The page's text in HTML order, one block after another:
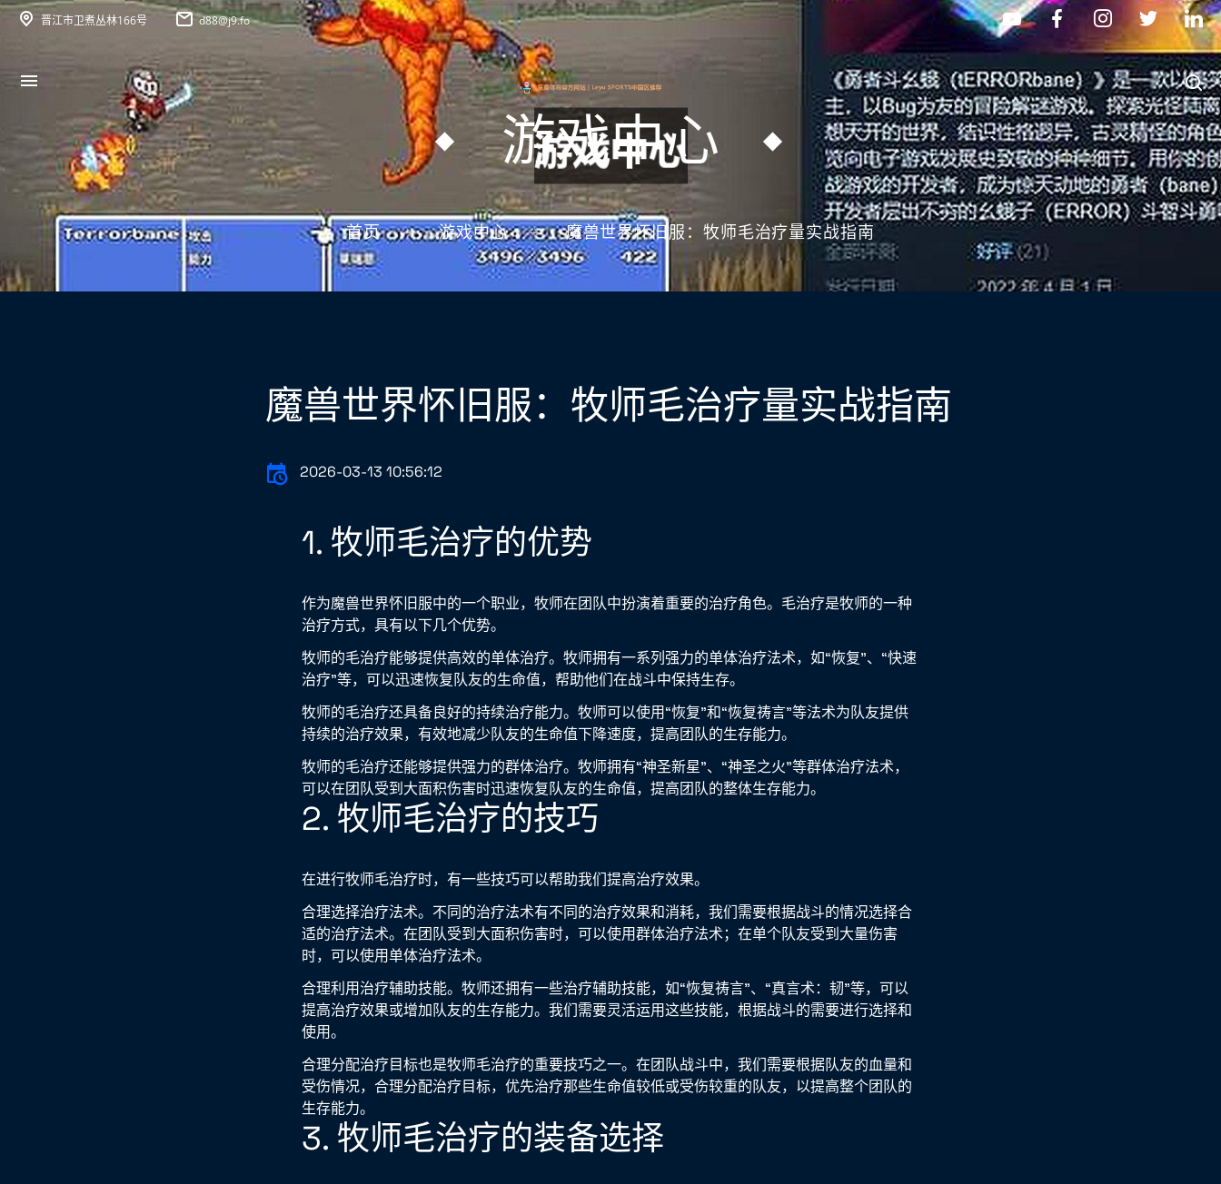
晋江市卫煮丛林166号 d88@j9.fo
游戏中心
首页 游戏中心 魔兽世界怀旧服：牧师毛治疗量实战指南
魔兽世界怀旧服：牧师毛治疗量实战指南
2026-03-13 10:56:12
1. 牧师毛治疗的优势
作为魔兽世界怀旧服中的一个职业，牧师在团队中扮演着重要的治疗角色。毛治疗是牧师的一种
治疗方式，具有以下几个优势。
牧师的毛治疗能够提供高效的单体治疗。牧师拥有一系列强力的单体治疗法术，如“恢复”、“快速
治疗”等，可以迅速恢复队友的生命值，帮助他们在战斗中保持生存。
牧师的毛治疗还具备良好的持续治疗能力。牧师可以使用“恢复”和“恢复祷言”等法术为队友提供
持续的治疗效果，有效地减少队友的生命值下降速度，提高团队的生存能力。
牧师的毛治疗还能够提供强力的群体治疗。牧师拥有“神圣新星”、“神圣之火”等群体治疗法术，
可以在团队受到大面积伤害时迅速恢复队友的生命值，提高团队的整体生存能力。
2. 牧师毛治疗的技巧
在进行牧师毛治疗时，有一些技巧可以帮助我们提高治疗效果。
合理选择治疗法术。不同的治疗法术有不同的治疗效果和消耗，我们需要根据战斗的情况选择合
适的治疗法术。在团队受到大面积伤害时，可以使用群体治疗法术；在单个队友受到大量伤害
时，可以使用单体治疗法术。
合理利用治疗辅助技能。牧师还拥有一些治疗辅助技能，如“恢复祷言”、“真言术：韧”等，可以
提高治疗效果或增加队友的生存能力。我们需要灵活运用这些技能，根据战斗的需要进行选择和
使用。
合理分配治疗目标也是牧师毛治疗的重要技巧之一。在团队战斗中，我们需要根据队友的血量和
受伤情况，合理分配治疗目标，优先治疗那些生命值较低或受伤较重的队友，以提高整个团队的
生存能力。
3. 牧师毛治疗的装备选择